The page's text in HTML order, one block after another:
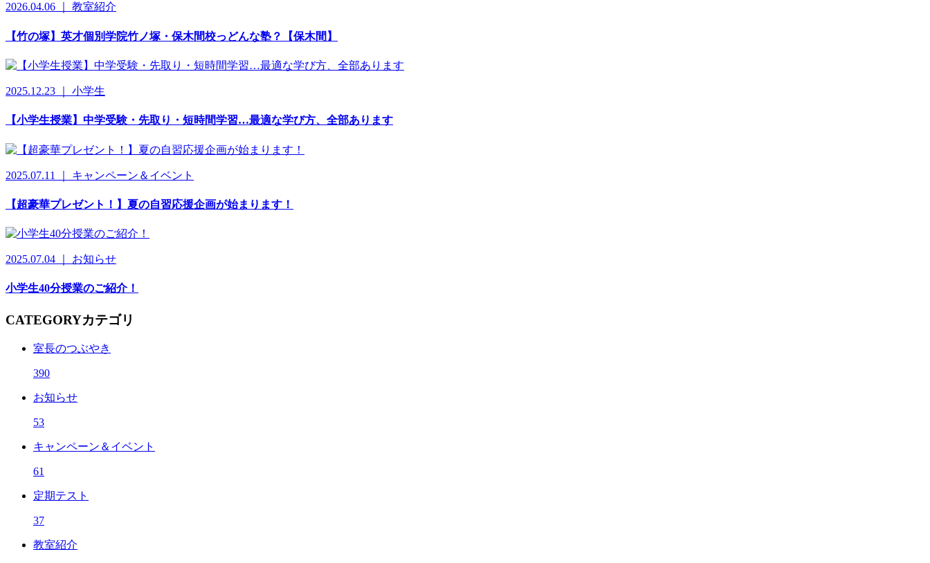
2026.04.06 ｜ 教室紹介
【竹の塚】英才個別学院竹ノ塚・保木間校っどんな塾？【保木間】
2025.12.23 ｜ 小学生
【小学生授業】中学受験・先取り・短時間学習…最適な学び方、全部あります
2025.07.11 ｜ キャンペーン＆イベント
【超豪華プレゼント！】夏の自習応援企画が始まります！
2025.07.04 ｜ お知らせ
小学生40分授業のご紹介！
CATEGORYカテゴリ
室長のつぶやき
390
お知らせ
53
キャンペーン＆イベント
61
定期テスト
37
教室紹介